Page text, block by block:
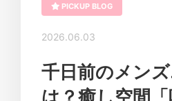
PICKUP BLOG
2026.06.03
千日前のメン
は？癒し空間「